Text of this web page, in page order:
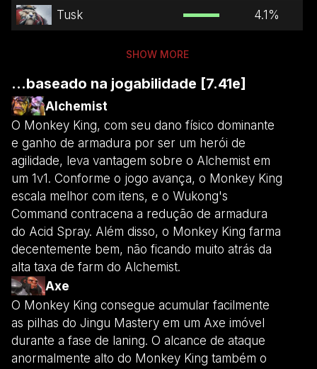
Tusk 4.1%
SHOW MORE
...baseado na jogabilidade [7.41e]
Alchemist
O Monkey King, com seu dano físico dominante
e ganho de armadura por ser um herói de
agilidade, leva vantagem sobre o Alchemist em
um 1v1. Conforme o jogo avança, o Monkey King
escala melhor com itens, e o Wukong's
Command contracena a redução de armadura
do Acid Spray. Além disso, o Monkey King farma
decentemente bem, não ficando muito atrás da
alta taxa de farm do Alchemist.
Axe
O Monkey King consegue acumular facilmente
as pilhas do Jingu Mastery em um Axe imóvel
durante a fase de laning. O alcance de ataque
anormalmente alto do Monkey King também o